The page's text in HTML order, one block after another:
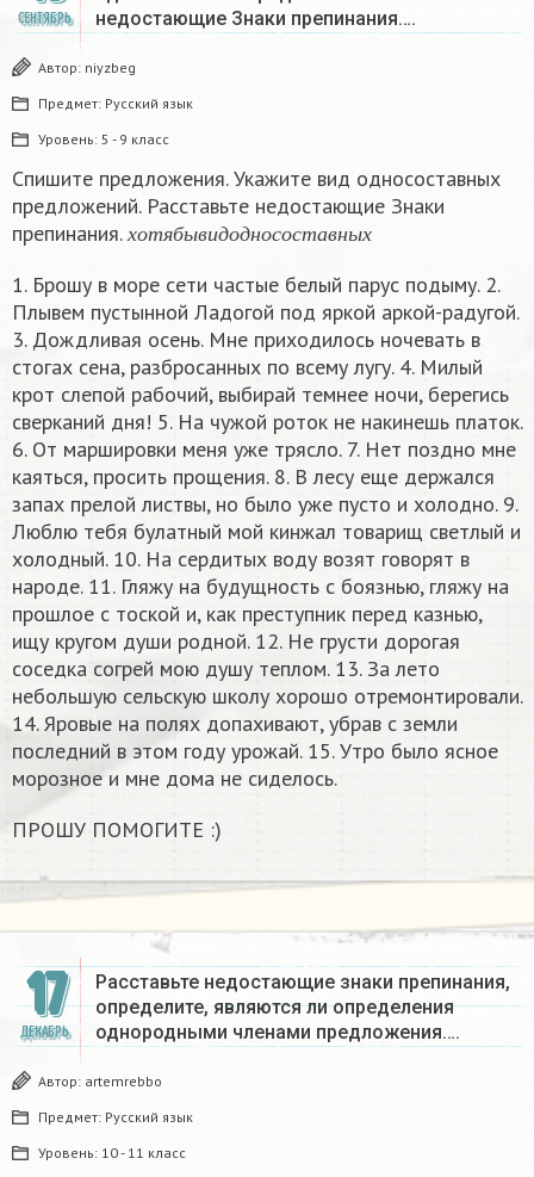
СЕНТЯБРЬ
недостающие Знаки препинания….
Автор: niyzbeg
Предмет: Русский язык
Уровень: 5 - 9 класс
Спишите предложения. Укажите вид односоставных
предложений. Расставьте недостающие Знаки
препинания.х о тя б ыв и д о д н о с о с т а в н ых
хо тябывидо дносоставных
1. Брошу в море сети частые белый парус подыму. 2.
Плывем пустынной Ладогой под яркой аркой-радугой.
3. Дождливая осень. Мне приходилось ночевать в
стогах сена, разбросанных по всему лугу. 4. Милый
крот слепой рабочий, выбирай темнее ночи, берегись
сверканий дня! 5. На чужой роток не накинешь платок.
6. От маршировки меня уже трясло. 7. Нет поздно мне
каяться, просить прощения. 8. В лесу еще держался
запах прелой листвы, но было уже пусто и холодно. 9.
Люблю тебя булатный мой кинжал товарищ светлый и
холодный. 10. На сердитых воду возят говорят в
народе. 11. Гляжу на будущность с боязнью, гляжу на
прошлое с тоской и, как преступник перед казнью,
ищу кругом души родной. 12. Не грусти дорогая
соседка согрей мою душу теплом. 13. За лето
небольшую сельскую школу хорошо отремонтировали.
14. Яровые на полях допахивают, убрав с земли
последний в этом году урожай. 15. Утро было ясное
морозное и мне дома не сиделось.
ПРОШУ ПОМОГИТЕ :)
17
ДЕКАБРЬ
Расставьте недостающие знаки препинания,
определите, являются ли определения
однородными членами предложения….
Автор: artemrebbo
Предмет: Русский язык
Уровень: 10 - 11 класс